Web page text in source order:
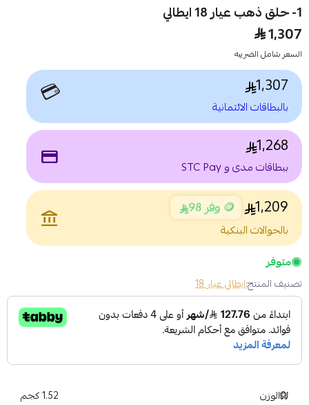
1- حلق ذهب عيار 18 ايطالي
1,307
السعر شامل الضريبه
1,307
بالبطاقات الائتمانية 💳
1,268
ببطاقات مدى و STC Pay payment
1,209 🪙 وفر 98
بالحوالات البنكية
account_balance
متوفر
تصنيف المنتج:ايطالي عيار 18
الوزن 1.52 كجم